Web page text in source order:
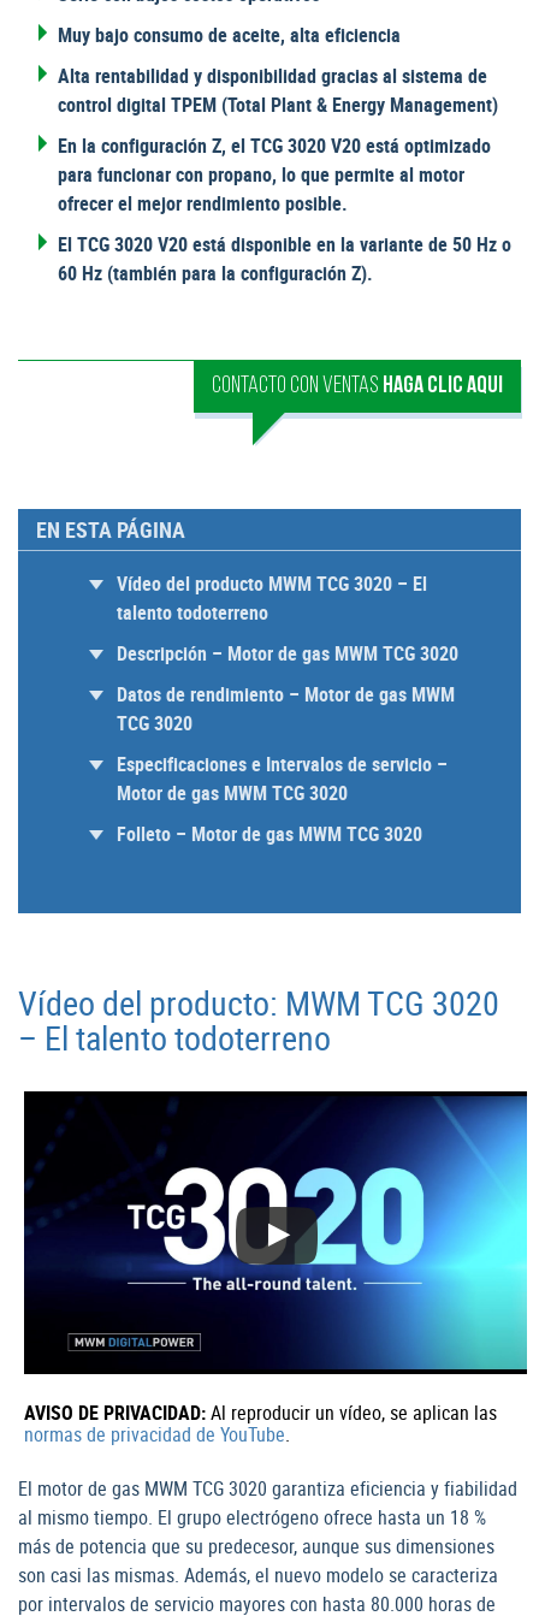
Muy bajo consumo de aceite, alta eficiencia
Alta rentabilidad y disponibilidad gracias al sistema de
control digital TPEM (Total Plant & Energy Management)
En la configuración Z, el TCG 3020 V20 está optimizado
para funcionar con propano, lo que permite al motor
ofrecer el mejor rendimiento posible.
El TCG 3020 V20 está disponible en la variante de 50 Hz o
60 Hz (también para la configuración Z).
CONTACTO CON VENTAS HAGA CLIC AQUI
EN ESTA PÁGINA
Vídeo del producto MWM TCG 3020 – El
talento todoterreno
Descripción – Motor de gas MWM TCG 3020
Datos de rendimiento – Motor de gas MWM
TCG 3020
Especificaciones e Intervalos de servicio –
Motor de gas MWM TCG 3020
Folleto – Motor de gas MWM TCG 3020
Vídeo del producto: MWM TCG 3020
– El talento todoterreno
AVISO DE PRIVACIDAD:Al reproducir un vídeo, se aplican las
normas de privacidad de YouTube.
El motor de gas MWM TCG 3020 garantiza eficiencia y fiabilidad
al mismo tiempo. El grupo electrógeno ofrece hasta un 18 %
más de potencia que su predecesor, aunque sus dimensiones
son casi las mismas. Además, el nuevo modelo se caracteriza
por intervalos de servicio mayores con hasta 80.000 horas de